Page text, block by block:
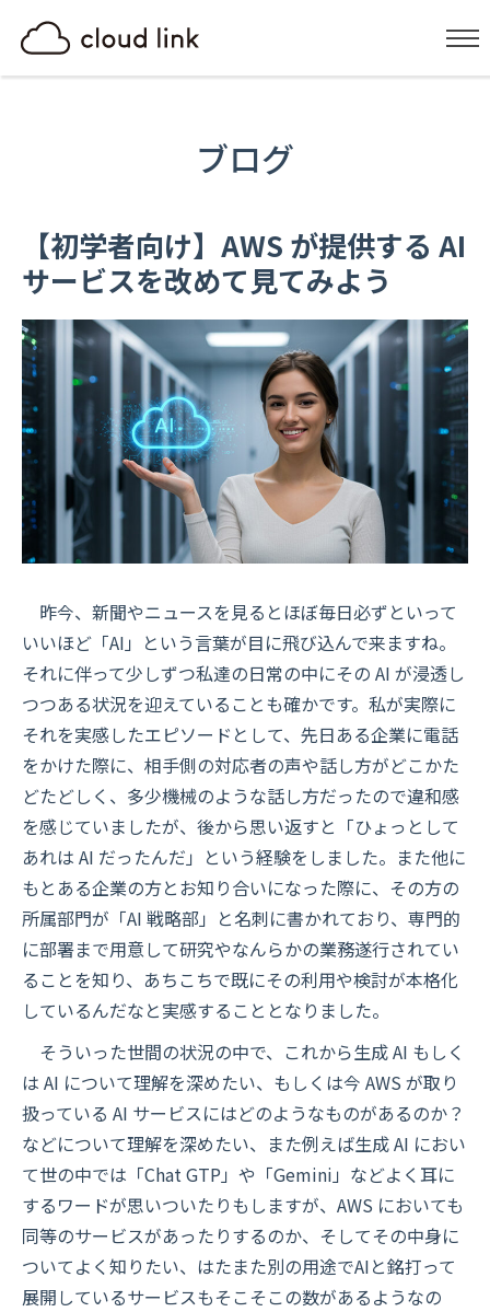
ブログ
【初学者向け】AWS が提供する AI
サービスを改めて見てみよう
昨今、新聞やニュースを見るとほぼ毎日必ずといって
いいほど「AI」という言葉が目に飛び込んで来ますね。
それに伴って少しずつ私達の日常の中にその AI が浸透し
つつある状況を迎えていることも確かです。私が実際に
それを実感したエピソードとして、先日ある企業に電話
をかけた際に、相手側の対応者の声や話し方がどこかた
どたどしく、多少機械のような話し方だったので違和感
を感じていましたが、後から思い返すと「ひょっとして
あれは AI だったんだ」という経験をしました。また他に
もとある企業の方とお知り合いになった際に、その方の
所属部門が「AI 戦略部」と名刺に書かれており、専門的
に部署まで用意して研究やなんらかの業務遂行されてい
ることを知り、あちこちで既にその利用や検討が本格化
しているんだなと実感することとなりました。
そういった世間の状況の中で、これから生成 AI もしく
は AI について理解を深めたい、もしくは今 AWS が取り
扱っている AI サービスにはどのようなものがあるのか？
などについて理解を深めたい、また例えば生成 AI におい
て世の中では「Chat GTP」や「Gemini」などよく耳に
するワードが思いついたりもしますが、AWS においても
同等のサービスがあったりするのか、そしてその中身に
ついてよく知りたい、はたまた別の用途でAIと銘打って
展開しているサービスもそこそこの数があるようなの